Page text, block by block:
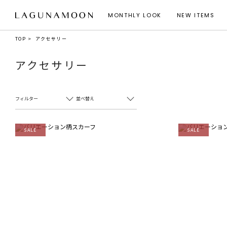
MONTHLY LOOK NEW ITEMS
TOP アクセサリー
アクセサリー
フィルター 並べ替え
SALE SALE